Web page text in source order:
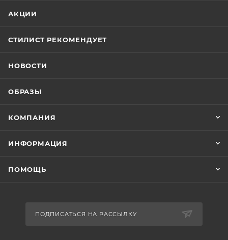
АКЦИИ
СТИЛИСТ РЕКОМЕНДУЕТ
НОВОСТИ
ОБРАЗЫ
КОМПАНИЯ
ИНФОРМАЦИЯ
ПОМОЩЬ
ПОДПИСАТЬСЯ НА РАССЫЛКУ